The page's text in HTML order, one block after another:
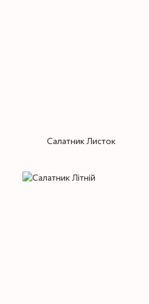
Салатник Листок